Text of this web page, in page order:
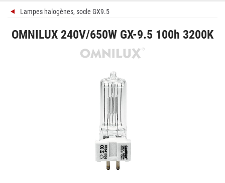
Lampes halogènes, socle GX9.5
OMNILUX 240V/650W GX-9.5 100h 3200K